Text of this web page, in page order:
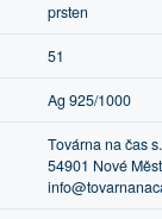
prsten
51
Ag 925/1000
Továrna na čas
54901 Nové